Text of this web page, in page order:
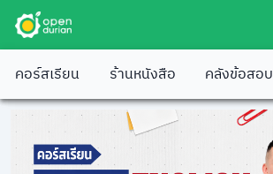
คอร์สเรียน ร้านหนังสือ คลังข้อสอบ